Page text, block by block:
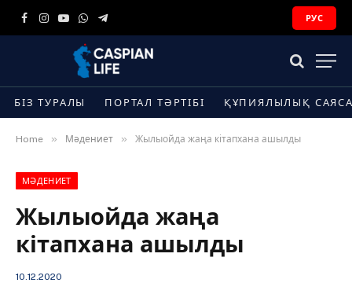
Facebook
Instagram
YouTube
WhatsApp
Telegram
РУС
БІЗ ТУРАЛЫ ПОРТАЛ ТӘРТІБІ ҚҰПИЯЛЫЛЫҚ
Home » Мәдениет » Жылыойда жаңа кітапхана ашылды
МӘДЕНИЕТ
Жылыойда жаңа
кітапхана ашылды
10.12.2020